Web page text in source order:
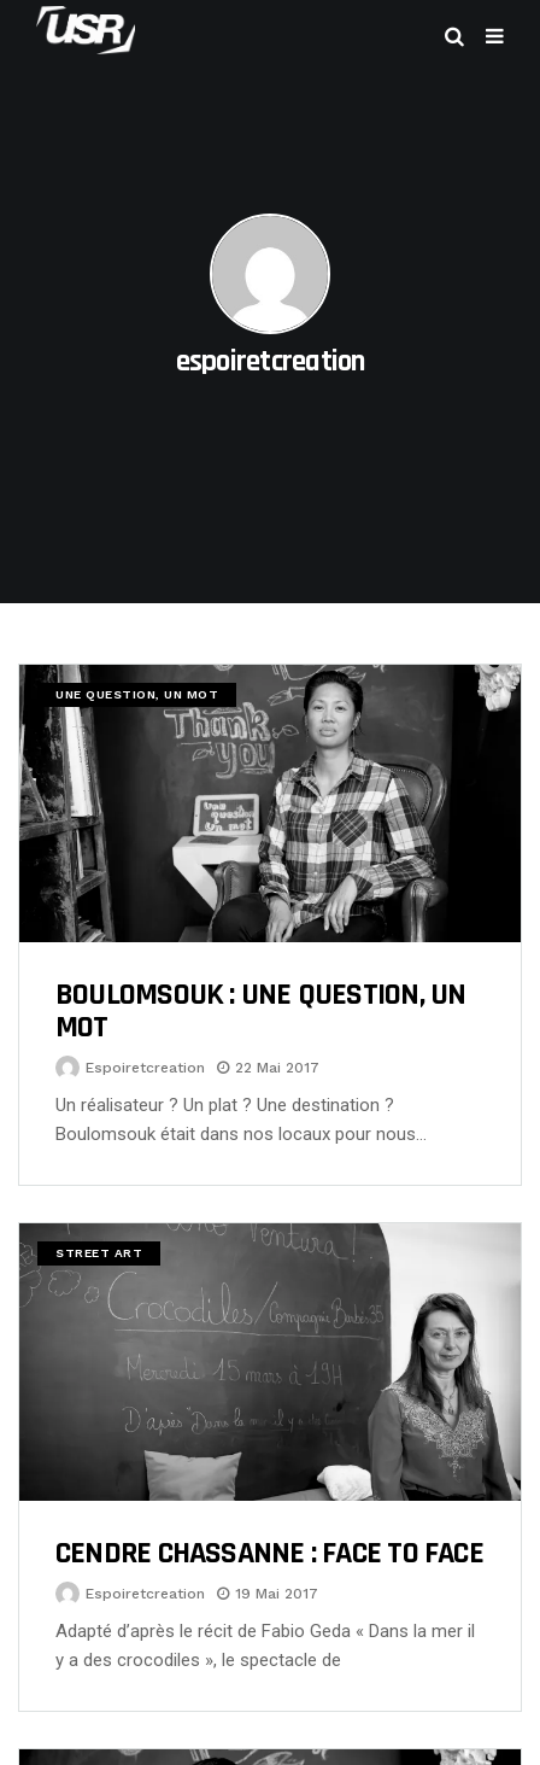
espoiretcreation
UNE QUESTION, UN MOT
BOULOMSOUK : UNE QUESTION, UN
MOT
Espoiretcreation 22 Mai 2017
Un réalisateur ? Un plat ? Une destination ?
Boulomsouk était dans nos locaux pour nous…
STREET ART
CENDRE CHASSANNE : FACE TO FACE
Espoiretcreation 19 Mai 2017
Adapté d’après le récit de Fabio Geda « Dans la mer il
y a des crocodiles », le spectacle de